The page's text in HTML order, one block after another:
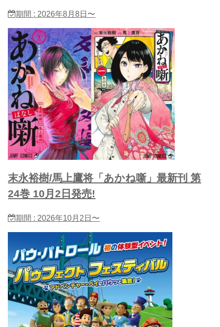
期間 : 2026年8月8日〜
末永裕樹/馬上鷹将「あかね噺」最新刊 第
24巻 10月2日発売!
期間 : 2026年10月2日〜